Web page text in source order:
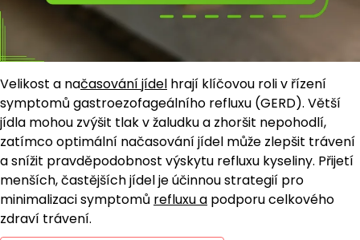
Velikost a načasování jídel hrají klíčovou roli v řízení
symptomů gastroezofageálního refluxu (GERD). Větší
jídla mohou zvýšit tlak v žaludku a zhoršit nepohodlí,
zatímco optimální načasování jídel může zlepšit trávení
a snížit pravděpodobnost výskytu refluxu kyseliny. Přijetí
menších, častějších jídel je účinnou strategií pro
minimalizaci symptomů refluxu a podporu celkového
zdraví trávení.